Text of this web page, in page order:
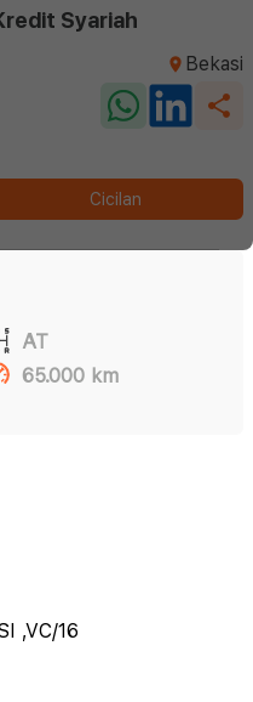
1.5 AT Kredit Syariah
Bekasi
Cicilan
AT
65.000 km
,VC/16